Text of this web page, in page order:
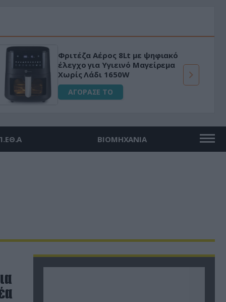
Φριτέζα Αέρος 8Lt με ψηφιακό
έλεγχο για Υγιεινό Μαγείρεμα
Χωρίς Λάδι 1650W
ΑΓΟΡΑΣΕ ΤΟ
ΒΙΟΜΗΧΑΝΙΑ